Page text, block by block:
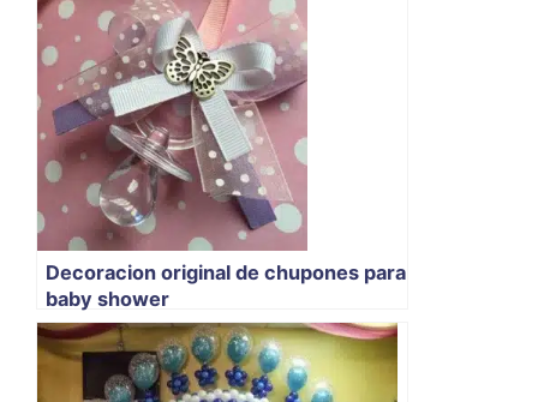
Decoracion original de chupones para
baby shower